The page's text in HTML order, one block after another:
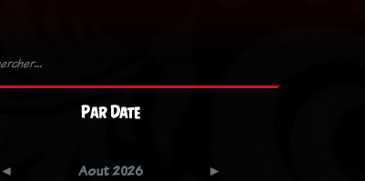
Par Date
Aout 2026